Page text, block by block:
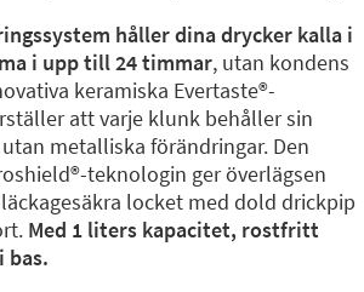
håller dina drycker kalla i
i upp till 24 timmar, utan kondens
keramiska Evertaste®️-
att varje klunk behåller sin
metalliska förändringar. Den
teknologin ger överlägsen
locket med dold drickpip
Med 1 liters kapacitet, rostfritt
bas.